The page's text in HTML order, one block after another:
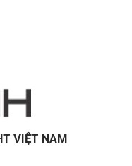
chắn
VIỆT NAM